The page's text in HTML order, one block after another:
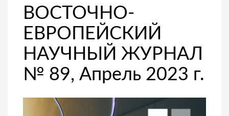
ВОСТОЧНО-
ЕВРОПЕЙСКИЙ
НАУЧНЫЙ ЖУРНАЛ
№ 89, Апрель 2023 г.